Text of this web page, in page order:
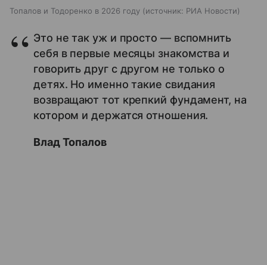
Топалов и Тодоренко в 2026 году источник: РИА Новости
Это не так уж и просто — вспомнить
себя в первые месяцы знакомства и
говорить друг с другом не только о
детях. Но именно такие свидания
возвращают тот крепкий фундамент, на
котором и держатся отношения.
Влад Топалов